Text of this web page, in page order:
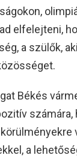
elfelejteni,
a szülők,
Békés
a